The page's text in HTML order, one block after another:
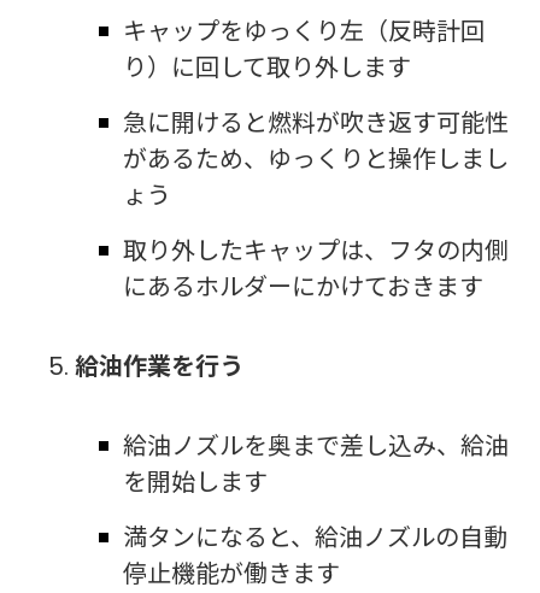
キャップをゆっくり左（反時計回
り）に回して取り外します
急に開けると燃料が吹き返す可能性
があるため、ゆっくりと操作しまし
ょう
取り外したキャップは、フタの内側
にあるホルダーにかけておきます
給油作業を行う
給油ノズルを奥まで差し込み、給油
を開始します
満タンになると、給油ノズルの自動
停止機能が働きます